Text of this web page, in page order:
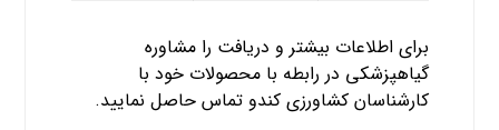
برای اطلاعات بیشتر و دریافت را مشاوره
گیاهپزشکی در رابطه با محصولات خود با
کارشناسان کشاورزی کندو تماس حاصل نمایید.